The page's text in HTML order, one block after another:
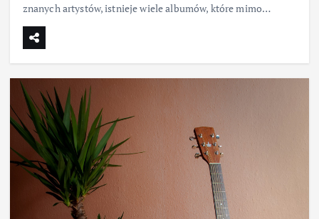
znanych artystów, istnieje wiele albumów, które mimo…